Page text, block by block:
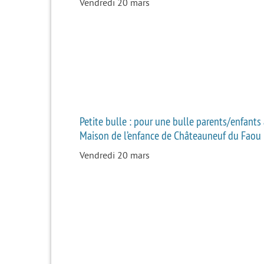
Vendredi 20 mars
Petite bulle : pour une bulle parents/enfants
Maison de l’enfance de Châteauneuf du Faou
Vendredi 20 mars